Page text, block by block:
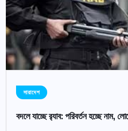
সারাদেশ
বদলে যাচ্ছে র‌্যাব: পরিবর্তন হচ্ছে নাম,